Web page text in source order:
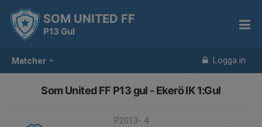
Matcher Logga in
SOM UNITED FF
P13 Gul
Som United FF P13 gul - Ekerö IK 1:Gul
P2013- 4